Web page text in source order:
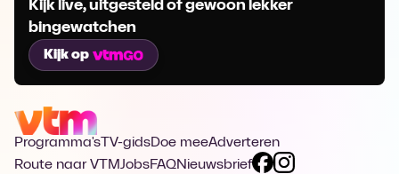
Kijk live, uitgesteld of gewoon lekker
bingewatchen
Kijk op
Programma's TV-gidsDoe meeAdverteren
Route naar VTMJobsFAQNieuwsbrief